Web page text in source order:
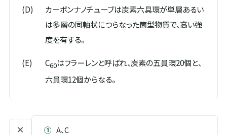
(D)
カーボンナノチューブは炭素六具環が単層あるい
は多層の同軸状につらなった筒型物質で、高い強
度を有する。
(E) C60はフラーレンと呼ばれ、炭素の五員環20個と、
六員環12個からなる。
× ① A、C